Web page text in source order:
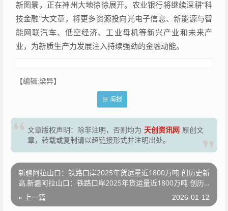
新图景，正在神州大地徐徐展开。农业银行将继续深耕“科
技金融”大文章，将更多资源投向光电子信息、新能源与智
能网联汽车、低空经济、工业母机等新兴产业和未来产
业，为新质生产力发展注入持续强劲的金融动能。
【编辑:梁异】
海报
文章版权声明：除非注明，否则均为 天创资讯网 原创文
章，转载或复制请以超链接形式并注明出处。
新疆阿拉山口：铁路口岸2025年货运量近1800万吨 创历史新
高,新疆阿拉山口：铁路口岸2025年货运量近1800万吨 创历
史新高
« 上一篇 2026-01-12